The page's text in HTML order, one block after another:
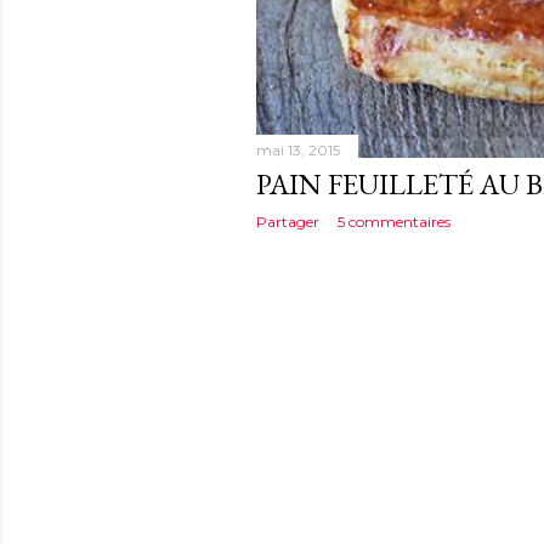
mai 13, 2015
PAIN FEUILLETÉ AU
Partager 5 commentaires